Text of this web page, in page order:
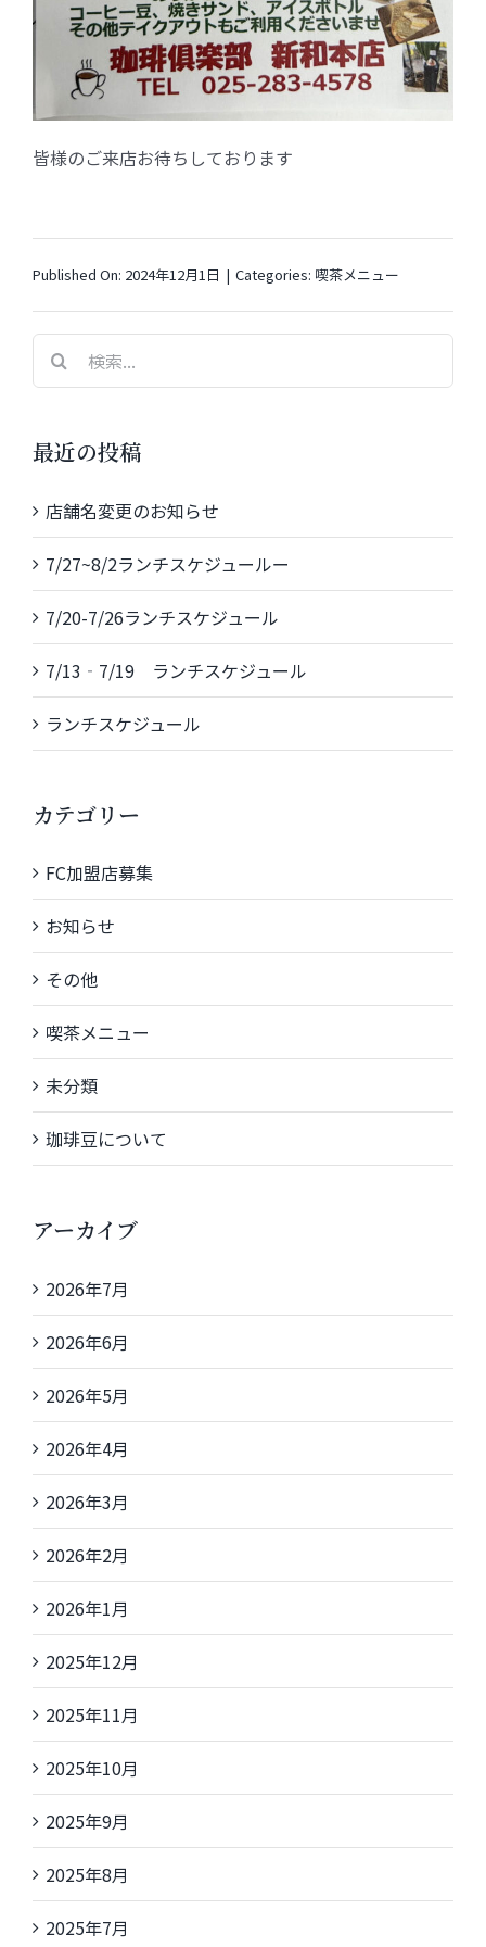
皆様のご来店お待ちしております
Published On: 2024年12月1日 | Categories: 喫茶メニュー
索
最近の投稿
店舗名変更のお知らせ
7/27~8/2ランチスケジュールー
7/20-7/26ランチスケジュール
7/13‐7/19 ランチスケジュール
ランチスケジュール
カテゴリー
FC加盟店募集
お知らせ
その他
喫茶メニュー
未分類
珈琲豆について
アーカイブ
2026年7月
2026年6月
2026年5月
2026年4月
2026年3月
2026年2月
2026年1月
2025年12月
2025年11月
2025年10月
2025年9月
2025年8月
2025年7月